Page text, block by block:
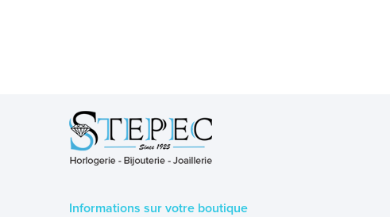
Informations sur votre boutique